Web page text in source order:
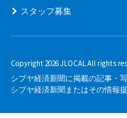
スタッフ募集
Copyright 2026 JLOCAL All rights
シブヤ経済新聞に掲載の記事・
シブヤ経済新聞またはその情報